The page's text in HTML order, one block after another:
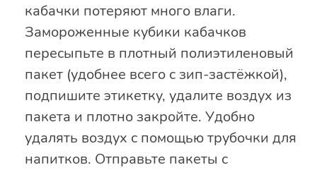
кабачки потеряют много влаги.
Замороженные кубики кабачков
пересыпьте в плотный полиэтиленовый
пакет (удобнее всего с зип-застёжкой),
подпишите этикетку, удалите воздух из
пакета и плотно закройте. Удобно
удалять воздух с помощью трубочки для
напитков. Отправьте пакеты с